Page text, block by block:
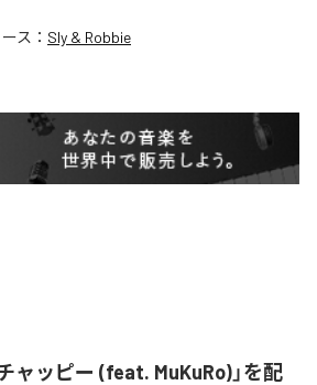
ス： Sly & Robbie
ャッピー (feat. MuKuRo)」を配